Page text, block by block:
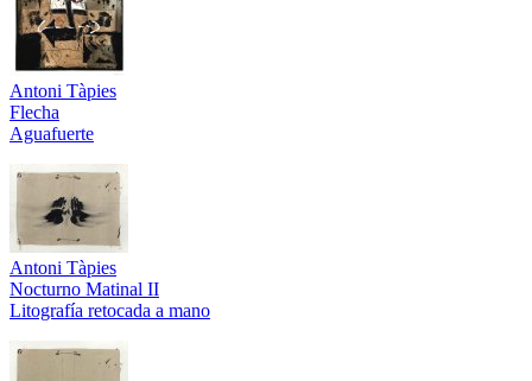
Antoni Tàpies
Flecha
Aguafuerte
Antoni Tàpies
Nocturno Matinal II
Litografía retocada a mano